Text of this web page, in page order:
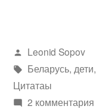
Написано
автором
Leonid Sopov
Метки:
Беларусь, дети,
Цитатаы
2 комментария